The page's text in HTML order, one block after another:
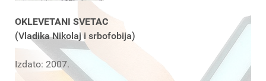
OKLEVETANI SVETAC
(Vladika Nikolaj i srbofobija)
Izdato: 2007.